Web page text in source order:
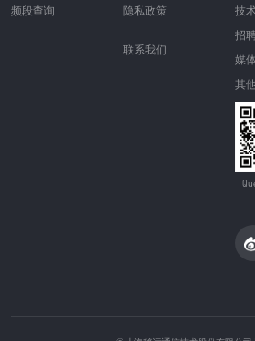
频段查询
隐私政策
联系我们
技
招
媒
其